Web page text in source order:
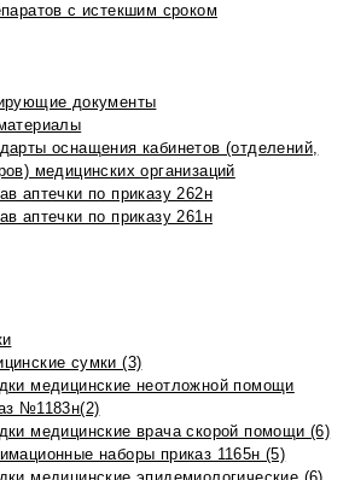
с истекшим сроком
документы
оснащения кабинетов (отделений,
медицинских организаций
аптечки по приказу 262н
аптечки по приказу 261н
сумки (3)
медицинские неотложной помощи
№1183н(2)
медицинские врача скорой помощи (6)
наборы приказ 1165н (5)